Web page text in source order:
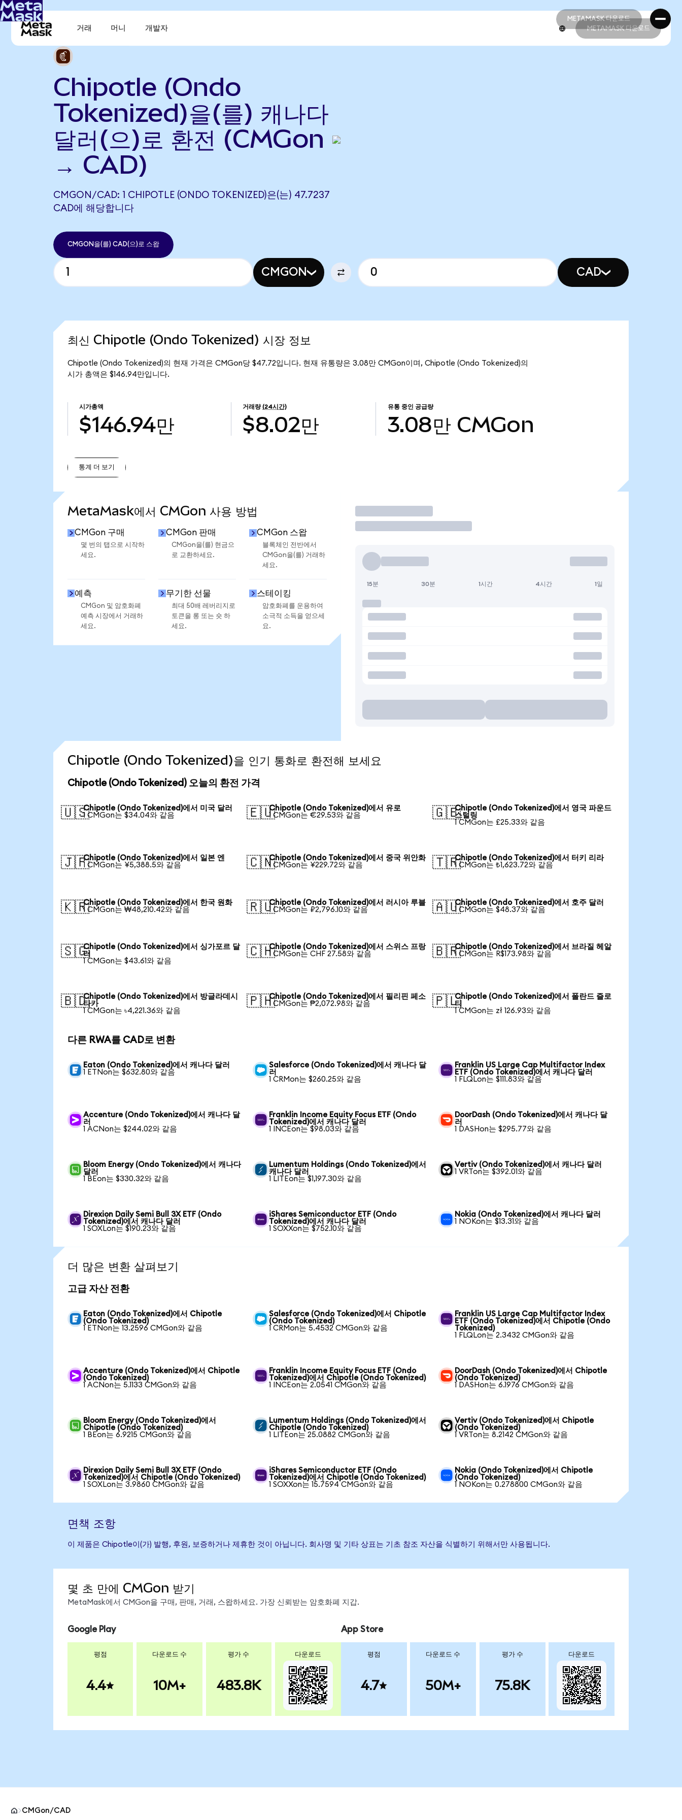
METAMASK 다운로드
METAMASK 다운로드
거래 머니 개발자 METAMASK 다운로드
Chipotle (Ondo
Tokenized)을(를) 캐나다
달러(으)로 환전 (CMGon
→ CAD)
CMGON/CAD: 1 CHIPOTLE (ONDO TOKENIZED)은(는) 47.7237
CAD에 해당합니다
CMGON을(를) CAD(으)로 스왑
CMGON CAD
최신 Chipotle (Ondo Tokenized) 시장 정보
Chipotle (Ondo Tokenized)의 현재 가격은 CMGon당 $47.72입니다. 현재 유통량은 3.08만 CMGon이며, Chipotle (Ondo Tokenized)의
시가 총액은 $146.94만입니다.
시가총액
$146.94만
거래량 (24시간)
$8.02만
유통 중인 공급량
3.08만 CMGon
통계 더 보기
MetaMask에서 CMGon 사용 방법
CMGon 구매
몇 번의 탭으로 시작하
세요.
CMGon 판매
CMGon을(를) 현금으
로 교환하세요.
CMGon 스왑
블록체인 전반에서
CMGon을(를) 거래하
세요.
예측
CMGon 및 암호화폐
예측 시장에서 거래하
세요.
무기한 선물
최대 50배 레버리지로
토큰을 롱 또는 숏 하
세요.
스테이킹
암호화폐를 운용하여
소극적 소득을 얻으세
요.
거래
15분 30분 1시간 4시간 1일
Chipotle (Ondo Tokenized)을 인기 통화로 환전해 보세요
Chipotle (Ondo Tokenized) 오늘의 환전 가격
🇺🇸Chipotle (Ondo Tokenized)에서 미국 달러
1 CMGon는 $34.04와 같음
🇪🇺Chipotle (Ondo Tokenized)에서 유로
1 CMGon는 €29.53와 같음
🇬🇧Chipotle (Ondo Tokenized)에서 영국 파운드
스털링
1 CMGon는 £25.33와 같음
🇯🇵Chipotle (Ondo Tokenized)에서 일본 엔
1 CMGon는 ¥5,388.5와 같음
🇨🇳Chipotle (Ondo Tokenized)에서 중국 위안화
1 CMGon는 ¥229.72와 같음
🇹🇷Chipotle (Ondo Tokenized)에서 터키 리라
1 CMGon는 ₺1,623.72와 같음
🇰🇷Chipotle (Ondo Tokenized)에서 한국 원화
1 CMGon는 ₩48,210.42와 같음
🇷🇺Chipotle (Ondo Tokenized)에서 러시아 루블
1 CMGon는 ₽2,796.10와 같음
🇦🇺Chipotle (Ondo Tokenized)에서 호주 달러
1 CMGon는 $48.37와 같음
🇸🇬Chipotle (Ondo Tokenized)에서 싱가포르 달
러
1 CMGon는 $43.61와 같음
🇨🇭Chipotle (Ondo Tokenized)에서 스위스 프랑
1 CMGon는 CHF 27.58와 같음
🇧🇷Chipotle (Ondo Tokenized)에서 브라질 헤알
1 CMGon는 R$173.98와 같음
🇧🇩Chipotle (Ondo Tokenized)에서 방글라데시
타카
1 CMGon는 ৳4,221.36와 같음
🇵🇭Chipotle (Ondo Tokenized)에서 필리핀 페소
1 CMGon는 ₱2,072.98와 같음
🇵🇱Chipotle (Ondo Tokenized)에서 폴란드 즐로
티
1 CMGon는 zł 126.93와 같음
다른 RWA를 CAD로 변환
Eaton (Ondo Tokenized)에서 캐나다 달러
1 ETNon는 $632.80와 같음
Salesforce (Ondo Tokenized)에서 캐나다 달
러
1 CRMon는 $260.25와 같음
Franklin US Large Cap Multifactor Index
ETF (Ondo Tokenized)에서 캐나다 달러
1 FLQLon는 $111.83와 같음
Accenture (Ondo Tokenized)에서 캐나다 달
러
1 ACNon는 $244.02와 같음
Franklin Income Equity Focus ETF (Ondo
Tokenized)에서 캐나다 달러
1 INCEon는 $98.03와 같음
DoorDash (Ondo Tokenized)에서 캐나다 달
러
1 DASHon는 $295.77와 같음
Bloom Energy (Ondo Tokenized)에서 캐나다
달러
1 BEon는 $330.32와 같음
Lumentum Holdings (Ondo Tokenized)에서
캐나다 달러
1 LITEon는 $1,197.30와 같음
Vertiv (Ondo Tokenized)에서 캐나다 달러
1 VRTon는 $392.01와 같음
Direxion Daily Semi Bull 3X ETF (Ondo
Tokenized)에서 캐나다 달러
1 SOXLon는 $190.23와 같음
iShares Semiconductor ETF (Ondo
Tokenized)에서 캐나다 달러
1 SOXXon는 $752.10와 같음
Nokia (Ondo Tokenized)에서 캐나다 달러
1 NOKon는 $13.31와 같음
더 많은 변환 살펴보기
고급 자산 전환
Eaton (Ondo Tokenized)에서 Chipotle
(Ondo Tokenized)
1 ETNon는 13.2596 CMGon와 같음
Salesforce (Ondo Tokenized)에서 Chipotle
(Ondo Tokenized)
1 CRMon는 5.4532 CMGon와 같음
Franklin US Large Cap Multifactor Index
ETF (Ondo Tokenized)에서 Chipotle (Ondo
Tokenized)
1 FLQLon는 2.3432 CMGon와 같음
Accenture (Ondo Tokenized)에서 Chipotle
(Ondo Tokenized)
1 ACNon는 5.1133 CMGon와 같음
Franklin Income Equity Focus ETF (Ondo
Tokenized)에서 Chipotle (Ondo Tokenized)
1 INCEon는 2.0541 CMGon와 같음
DoorDash (Ondo Tokenized)에서 Chipotle
(Ondo Tokenized)
1 DASHon는 6.1976 CMGon와 같음
Bloom Energy (Ondo Tokenized)에서
Chipotle (Ondo Tokenized)
1 BEon는 6.9215 CMGon와 같음
Lumentum Holdings (Ondo Tokenized)에서
Chipotle (Ondo Tokenized)
1 LITEon는 25.0882 CMGon와 같음
Vertiv (Ondo Tokenized)에서 Chipotle
(Ondo Tokenized)
1 VRTon는 8.2142 CMGon와 같음
Direxion Daily Semi Bull 3X ETF (Ondo
Tokenized)에서 Chipotle (Ondo Tokenized)
1 SOXLon는 3.9860 CMGon와 같음
iShares Semiconductor ETF (Ondo
Tokenized)에서 Chipotle (Ondo Tokenized)
1 SOXXon는 15.7594 CMGon와 같음
Nokia (Ondo Tokenized)에서 Chipotle
(Ondo Tokenized)
1 NOKon는 0.278800 CMGon와 같음
면책 조항
이 제품은 Chipotle이(가) 발행, 후원, 보증하거나 제휴한 것이 아닙니다. 회사명 및 기타 상표는 기초 참조 자산을 식별하기 위해서만 사용됩니다.
몇 초 만에 CMGon 받기
MetaMask에서 CMGon을 구매, 판매, 거래, 스왑하세요. 가장 신뢰받는 암호화폐 지갑.
Google Play
평점
4.4
다운로드 수
10M+
평가 수
483.8K
다운로드
App Store
평점
4.7
다운로드 수
50M+
평가 수
75.8K
다운로드
CMGon/CAD